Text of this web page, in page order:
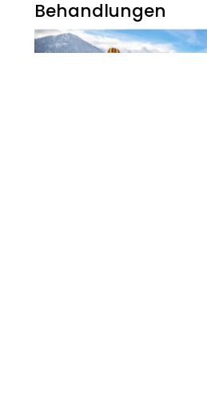
Noch
Behandlungen